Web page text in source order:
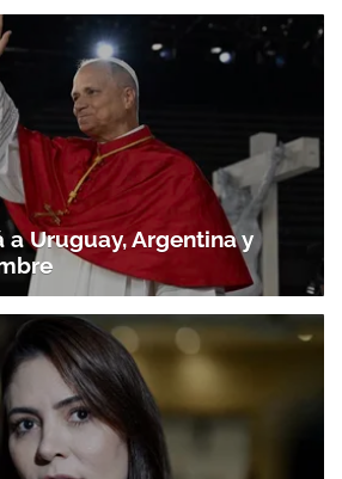
a Uruguay, Argentina y